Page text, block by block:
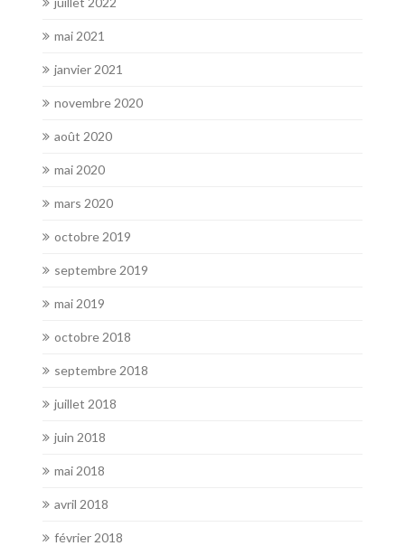
mai 2021
janvier 2021
novembre 2020
août 2020
mai 2020
mars 2020
octobre 2019
septembre 2019
mai 2019
octobre 2018
septembre 2018
juillet 2018
juin 2018
mai 2018
avril 2018
février 2018